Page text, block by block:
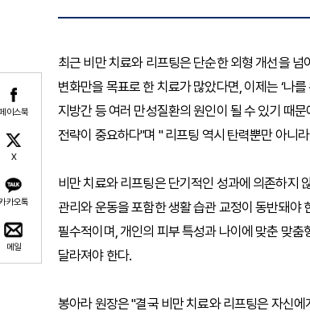
이스북
X
카오톡
메일
최근 비만 치료와 리프팅은 단순한 외형 개선을
변화만을 목표로 한 치료가 많았다면, 이제는 ‘나
지방간 등 여러 만성질환의 원인이 될 수 있기 때
전략이 중요하다"며 " 리프팅 역시 탄력뿐만 아니
비만 치료와 리프팅은 단기적인 성과에 의존하지
관리와 운동을 포함한 생활 습관 교정이 동반돼야
필수적이며, 개인의 피부 특성과 나이에 맞춘 맞
달라져야 한다.
봉아라 원장은 "결국 비만 치료와 리프팅은 자신